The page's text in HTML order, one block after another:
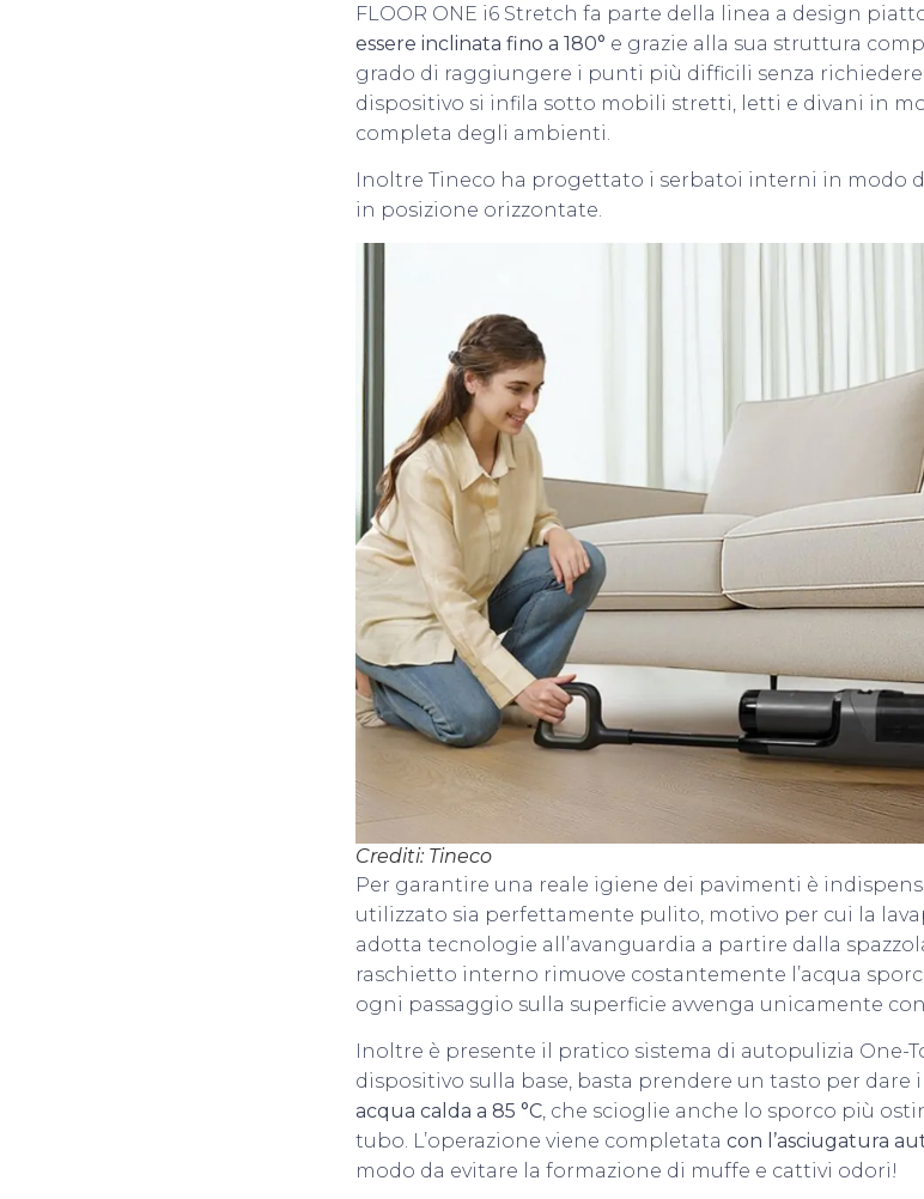
FLOOR ONE i6 Stretch fa parte della linea a design
essere inclinata fino a 180° e grazie alla sua struttura
grado di raggiungere i punti più difficili senza richiedere
dispositivo si infila sotto mobili stretti, letti e divani in
completa degli ambienti.
Inoltre Tineco ha progettato i serbatoi interni in modo
in posizione orizzontate.
Crediti: Tineco
Per garantire una reale igiene dei pavimenti è
utilizzato sia perfettamente pulito, motivo per cui la
adotta tecnologie all’avanguardia a partire dalla
raschietto interno rimuove costantemente l’acqua
ogni passaggio sulla superficie avvenga unicamente
Inoltre è presente il pratico sistema di autopulizia One-
dispositivo sulla base, basta prendere un tasto per dare
acqua calda a 85 °C, che scioglie anche lo sporco più
tubo. L’operazione viene completata con l’asciugatura
modo da evitare la formazione di muffe e cattivi odori!